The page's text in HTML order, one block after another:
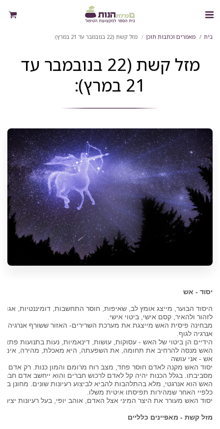
בית מאמרים וכתבות תוכן מזל קשת (22 בנובמבר עד 21 במרץ):
מזל קשת (22 בנובמבר עד
21 במרץ):
יסוד - אש
היסוד הבוער, מייצג אומץ לב, שאיפות, חוסר התחשבות, דומיננטיות, אגו,
לזהור ולהאיר, קסם אישי, ביטוי אישי
מבחינה פיסית האש מייצגת את מערכת השרירים- האזור ששורף
אנרגיה לגוף
הידיים הן ביטוי של האש - עסוקות, עושות, דינאמיות, נעות בתנועות
האש מנסה להרחיב את תחומה, את השפעתה, היא מאכלת, מהירה,
אש - אני עושה
יסוד האש מקנה לאדם חוסר פחד, מצב רוח מרומם והמון כנות. רק אדם
מסביבתו. בגלל הכנות יהיה קל לאדם לרכוש חברים והוא ייחשב אדם
האש הוא אנרגטי, מלא בהתלהבות להביא לביצוע רעיונות שונים. מחונן
כלפיי האחר שמהירות תפיסתו איטית משלו
יסוד האש מעורר את היצר המיני אצל האדם, אוהב יופי, בעל רעיונות
מזל קשת - מאפיינים כלליים